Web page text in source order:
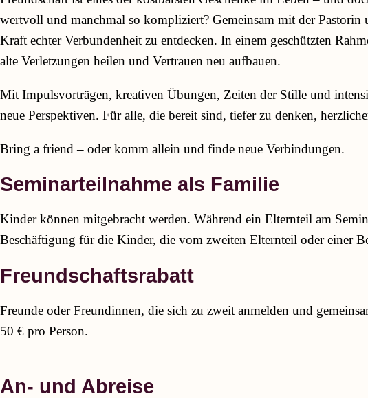
wertvoll und manchmal so kompliziert? Gemeinsam mit der
Kraft echter Verbundenheit zu entdecken. In einem geschützten
alte Verletzungen heilen und Vertrauen neu aufbauen.
Mit Impulsvorträgen, kreativen Übungen, Zeiten der Stille und
neue Perspektiven. Für alle, die bereit sind, tiefer zu denken,
Bring a friend – oder komm allein und finde neue Verbindungen.
Seminarteilnahme als Familie
Kinder können mitgebracht werden. Während ein Elternteil am
Beschäftigung für die Kinder, die vom zweiten Elternteil oder einer
Freundschaftsrabatt
Freunde oder Freundinnen, die sich zu zweit anmelden und
50 € pro Person.
An- und Abreise